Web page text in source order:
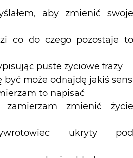
aby zmienić swoje
co do czego pozostaje to
puste życiowe frazy
być może odnajdę jakiś sens
to napisać
zmienić życie
ukryty pod